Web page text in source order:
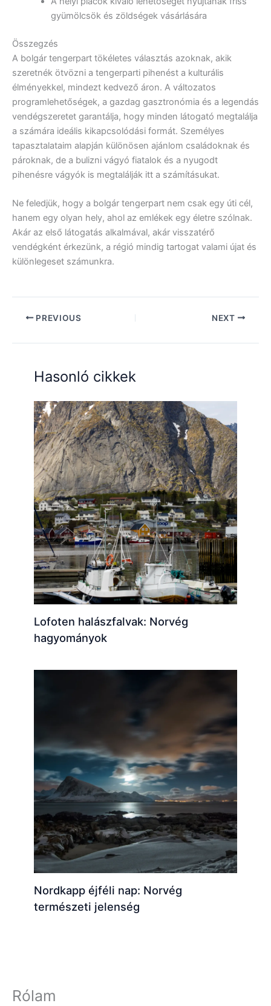
gyümölcsök és zöldségek vásárlására
Összegzés
A bolgár tengerpart tökéletes választás azoknak, akik
szeretnék ötvözni a tengerparti pihenést a kulturális
élményekkel, mindezt kedvező áron. A változatos
programlehetőségek, a gazdag gasztronómia és a legendás
vendégszeretet garantálja, hogy minden látogató megtalálja
a számára ideális kikapcsolódási formát. Személyes
tapasztalataim alapján különösen ajánlom családoknak és
pároknak, de a bulizni vágyó fiatalok és a nyugodt
pihenésre vágyók is megtalálják itt a számításukat.
Ne feledjük, hogy a bolgár tengerpart nem csak egy úti cél,
hanem egy olyan hely, ahol az emlékek egy életre szólnak.
Akár az első látogatás alkalmával, akár visszatérő
vendégként érkezünk, a régió mindig tartogat valami újat és
különlegeset számunkra.
PREVIOUS NEXT
Hasonló cikkek
Lofoten halászfalvak: Norvég
hagyományok
Nordkapp éjféli nap: Norvég
természeti jelenség
Rólam